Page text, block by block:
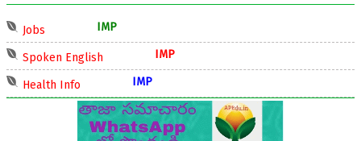
Jobs
Spoken English
Health Info